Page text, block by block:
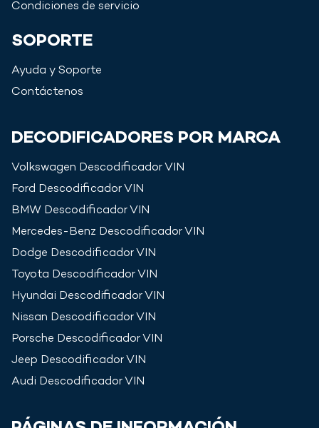
Condiciones de servicio
SOPORTE
Ayuda y Soporte
Contáctenos
DECODIFICADORES POR MARCA
Volkswagen Descodificador VIN
Ford Descodificador VIN
BMW Descodificador VIN
Mercedes-Benz Descodificador VIN
Dodge Descodificador VIN
Toyota Descodificador VIN
Hyundai Descodificador VIN
Nissan Descodificador VIN
Porsche Descodificador VIN
Jeep Descodificador VIN
Audi Descodificador VIN